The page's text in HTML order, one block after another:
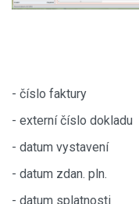
- číslo faktury
- externí číslo dokladu
- datum vystavení
- datum zdan. pln.
- datum splatnosti